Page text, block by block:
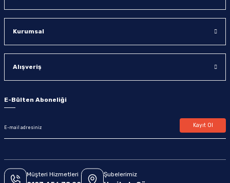
Kurumsal
Alışveriş
E-Bülten Aboneliği
Kayıt Ol
Müşteri Hizmetleri Şubelerimiz